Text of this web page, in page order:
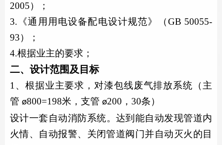
2005）；
3.《通用用电设备配电设计规范》（GB 50055-
93）；
4.根据业主的要求；
二、设计范围及目标
1、根据业主要求，对漆包线废气排放系统（主
管 ø800=198米，支管 ø200，30条）
设计一套自动消防系统。达到能自动发现管道内
火情、自动报警、关闭管道阀门并自动灭火的目